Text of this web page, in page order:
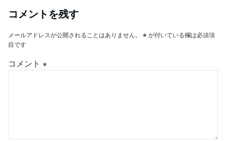
コメントを残す
メールアドレスが公開されることはありません。 ※ が付いている欄は必須項
目です
コメント ※